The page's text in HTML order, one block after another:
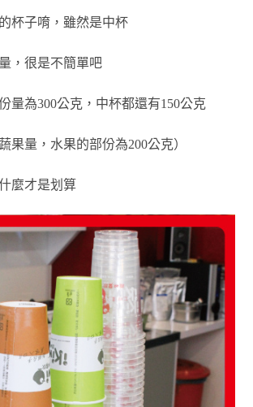
杯子唷，雖然是中杯
，很是不簡單吧
量為300公克，中杯都還有150公克
果量，水果的部份為200公克）
麼才是划算